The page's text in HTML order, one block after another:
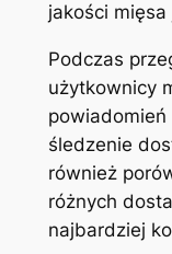
jakości
Podczas
użytkownicy
powiadomień
śledzenie
również
różnych
najbardziej